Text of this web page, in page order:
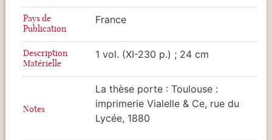
Pays de
Publication
France
Description
Matérielle
1 vol. (XI-230 p.) ; 24 cm
Notes
La thèse porte : Toulouse :
imprimerie Vialelle & Ce, rue du
Lycée, 1880